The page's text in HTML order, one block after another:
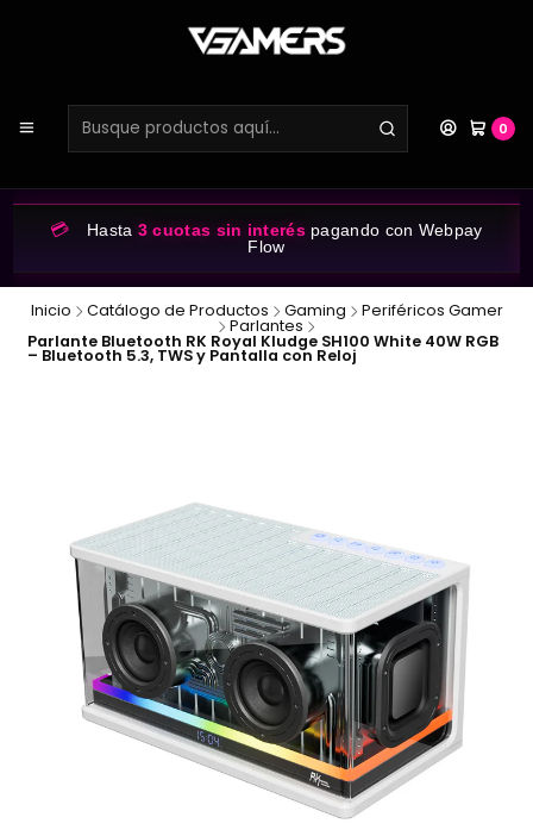
0
💳 Hasta 3 cuotas sin interéspagando con Webpay
Flow
Inicio Catálogo de Productos Gaming Periféricos Gamer
Parlantes
Parlante Bluetooth RK Royal Kludge SH100 White 40W RGB
– Bluetooth 5.3, TWS y Pantalla con Reloj